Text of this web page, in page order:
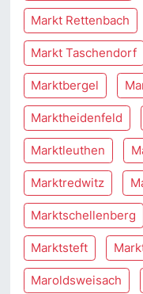
Markt Rettenbach
Markt Taschendorf
Marktbergel
Marktheidenfeld
Marktleuthen
Marktredwitz
Marktschellenberg
Marktsteft
Maroldsweisach